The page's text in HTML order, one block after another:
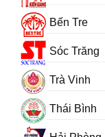
Bến Tre
Sóc Trăng
Trà Vinh
Thái Bình